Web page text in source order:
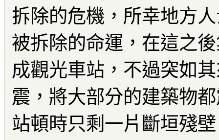
拆除的危機，所幸地方
被拆除的命運，在這之
成觀光車站，不過突如
震，將大部分的建築物
站頓時只剩一片斷垣殘